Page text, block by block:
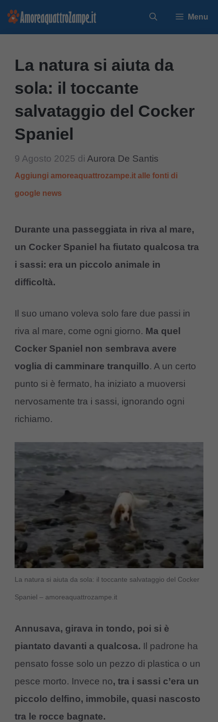
Vai
Menu
La natura si aiuta da
sola: il toccante
salvataggio del Cocker
Spaniel
9 Agosto 2025 di Aurora De Santis
Aggiungi amoreaquattrozampe.it alle fonti di
google news
Durante una passeggiata in riva al mare,
un Cocker Spaniel ha fiutato qualcosa tra
i sassi: era un piccolo animale in
difficoltà.
Il suo umano voleva solo fare due passi in
riva al mare, come ogni giorno. Ma quel
Cocker Spaniel non sembrava avere
voglia di camminare tranquillo. A un certo
punto si è fermato, ha iniziato a muoversi
nervosamente tra i sassi, ignorando ogni
richiamo.
La natura si aiuta da sola: il toccante salvataggio del Cocker
Spaniel – amoreaquattrozampe.it
Annusava, girava in tondo, poi si è
piantato davanti a qualcosa. Il padrone ha
pensato fosse solo un pezzo di plastica o un
pesce morto. Invece no, tra i sassi c’era un
piccolo delfino, immobile, quasi nascosto
tra le rocce bagnate.